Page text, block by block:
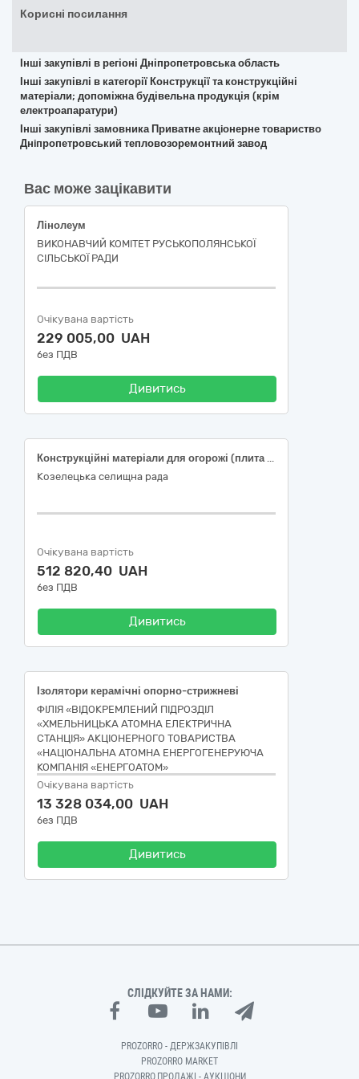
Корисні посилання
Інші закупівлі в регіоні Дніпропетровська область
Інші закупівлі в категорії Конструкції та конструкційні
матеріали; допоміжна будівельна продукція (крім
електроапаратури)
Інші закупівлі замовника Приватне акцiонерне товариство
Днiпропетровський тепловозоремонтний завод
Вас може зацікавити
Лінолеум
ВИКОНАВЧИЙ КОМІТЕТ РУСЬКОПОЛЯНСЬКОЇ
СІЛЬСЬКОЇ РАДИ
Очікувана вартість
229 005,00 UAH
без ПДВ
Дивитись
Конструкційні матеріали для огорожі (плита залізобетонна, стовп залізобетонний), за ЄЗС ДК 021:2015: 44110000-4 – конструкційні матеріали
Козелецька селищна рада
Очікувана вартість
512 820,40 UAH
без ПДВ
Дивитись
Ізолятори керамічні опорно-стрижневі
ФІЛІЯ «ВІДОКРЕМЛЕНИЙ ПІДРОЗДІЛ
«ХМЕЛЬНИЦЬКА АТОМНА ЕЛЕКТРИЧНА
СТАНЦІЯ» АКЦІОНЕРНОГО ТОВАРИСТВА
«НАЦІОНАЛЬНА АТОМНА ЕНЕРГОГЕНЕРУЮЧА
КОМПАНІЯ «ЕНЕРГОАТОМ»
Очікувана вартість
13 328 034,00 UAH
без ПДВ
Дивитись
СЛІДКУЙТЕ ЗА НАМИ:
PROZORRO - ДЕРЖЗАКУПІВЛІ
PROZORRO MARKET
PROZORRO.ПРОДАЖІ - АУКЦІОНИ